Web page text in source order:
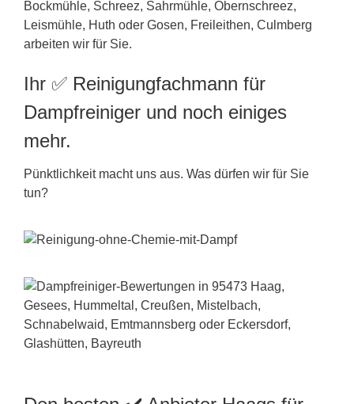
Bockmühle, Schreez, Sahrmühle, Obernschreez,
Leismühle, Huth oder Gosen, Freileithen, Culmberg
arbeiten wir für Sie.
Ihr ✅ Reinigungfachmann für
Dampfreiniger und noch einiges
mehr.
Pünktlichkeit macht uns aus. Was dürfen wir für Sie
tun?